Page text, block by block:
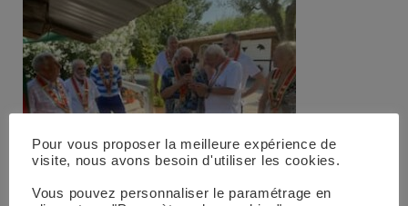
Pour vous proposer la meilleure expérience de
visite, nous avons besoin d'utiliser les cookies.
Vous pouvez personnaliser le paramétrage en